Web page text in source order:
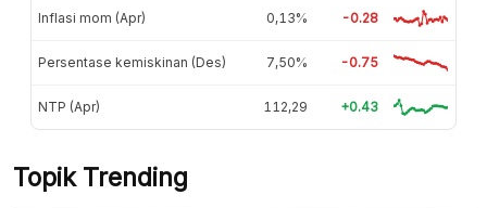
Inflasi mom (Apr) 0,13% -0.28
Persentase kemiskinan (Des) 7,50% -0.75
NTP (Apr) 112,29 +0.43
Topik Trending